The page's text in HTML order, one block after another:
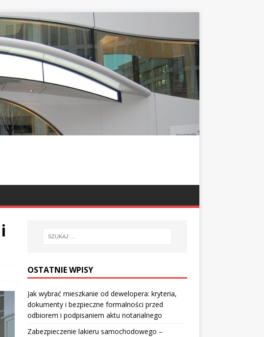
OSTATNIE WPISY
Jak wybrać mieszkanie od dewelopera: kryteria,
dokumenty i bezpieczne formalności przed
odbiorem i podpisaniem aktu notarialnego
Zabezpieczenie lakieru samochodowego –